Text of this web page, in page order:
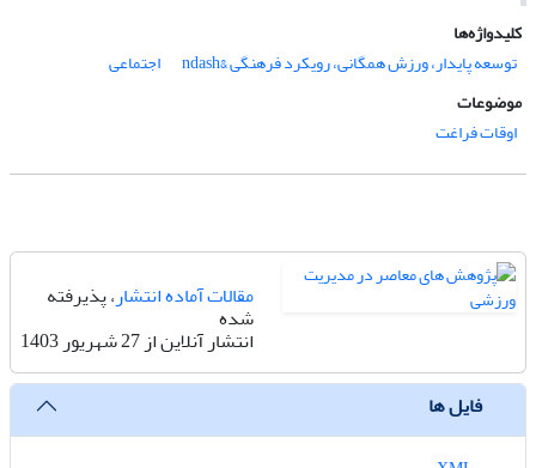
کلیدواژه‌ها
توسعه پایدار، ورزش همگانی، رویکرد فرهنگی &ndash
اجتماعی
موضوعات
اوقات فراغت
مقالات آماده انتشار، پذیرفته
شده
انتشار آنلاین از 27 شهریور 1403
فایل ها